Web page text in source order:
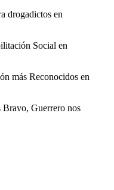
drogadictos en
Social en
más Reconocidos en
Bravo, Guerrero nos